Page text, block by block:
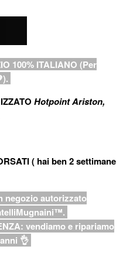
100% ITALIANO (Per
Hotpoint Ariston,
( hai ben 2 settimane
negozioautorizzato
vendiamo e ripariamo
👌